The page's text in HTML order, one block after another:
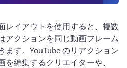
レイアウトを使用すると、複数
アクションを同じ動画フレーム
す。 YouTube のリアクション
編集するクリエイターや、